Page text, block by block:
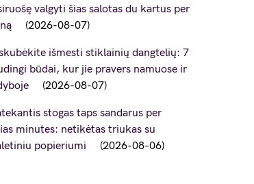
valgyti šias salotas du kartus per
2026-08-07
išmesti stiklainių dangtelių: 7
būdai, kur jie pravers namuose ir
2026-08-07
stogas taps sandarus per
minutes: netikėtas triukas su
popieriumi
2026-08-06